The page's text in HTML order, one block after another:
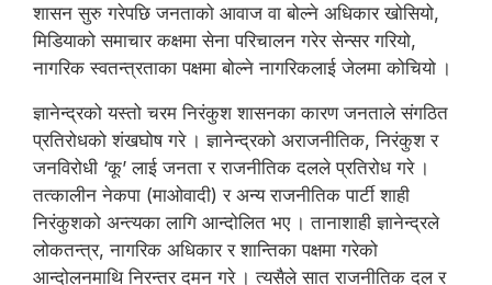
शासन सुरु गरेपछि जनताको आवाज वा बोल्ने अधिकार खोसियो,
मिडियाको समाचार कक्षमा सेना परिचालन गरेर सेन्सर गरियो,
नागरिक स्वतन्त्रताका पक्षमा बोल्ने नागरिकलाई जेलमा कोचियो ।
ज्ञानेन्द्रको यस्तो चरम निरंकुश शासनका कारण जनताले संगठित
प्रतिरोधको शंखघोष गरे । ज्ञानेन्द्रको अराजनीतिक, निरंकुश र
जनविरोधी ‘कू’ लाई जनता र राजनीतिक दलले प्रतिरोध गरे ।
तत्कालीन नेकपा (माओवादी) र अन्य राजनीतिक पार्टी शाही
निरंकुशको अन्त्यका लागि आन्दोलित भए । तानाशाही ज्ञानेन्द्रले
लोकतन्त्र, नागरिक अधिकार र शान्तिका पक्षमा गरेको
आन्दोलनमाथि निरन्तर दमन गरे । त्यसैले सात राजनीतिक दल र